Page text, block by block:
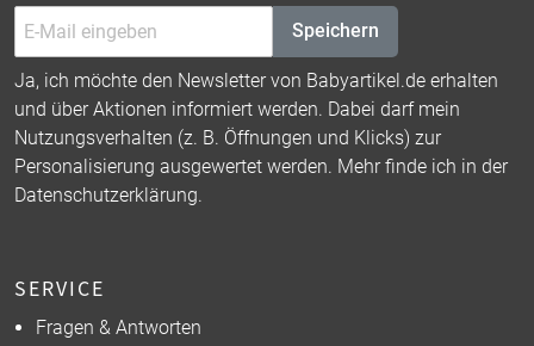
Speichern
Ja, ich möchte den Newsletter von Babyartikel.de erhalten
und über Aktionen informiert werden. Dabei darf mein
Nutzungsverhalten (z. B. Öffnungen und Klicks) zur
Personalisierung ausgewertet werden. Mehr finde ich in der
Datenschutzerklärung.
SERVICE
Fragen & Antworten